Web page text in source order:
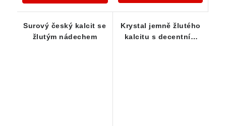
Surový český kalcit se
žlutým nádechem
Krystal jemně žlutého
kalcitu s decentním